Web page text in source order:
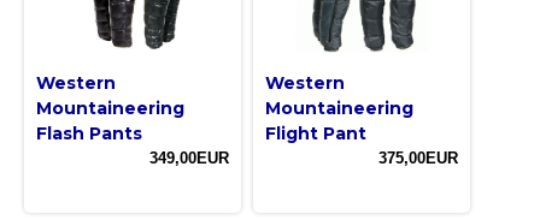
Western
Mountaineering
Flash Pants
349,00EUR
Western
Mountaineering
Flight Pant
375,00EUR